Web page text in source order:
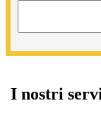
I nostri